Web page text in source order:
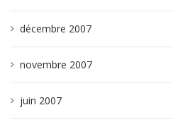
décembre 2007
novembre 2007
juin 2007